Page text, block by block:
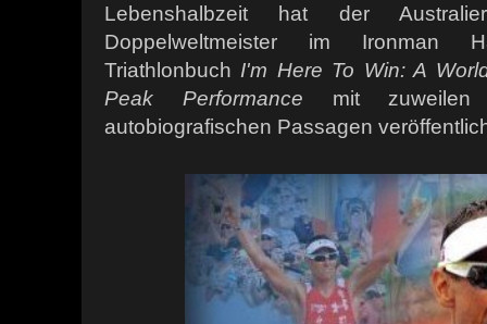
Lebenshalbzeit hat der
Doppelweltmeister im Ironman
Triathlonbuch I'm Here To Win: A
Peak Performance mit zuweilen
autobiografischen Passagen